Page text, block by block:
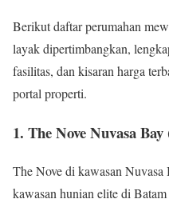
Berikut daftar perumahan
layak dipertimbangkan,
fasilitas, dan kisaran harga
portal properti.
1. The Nove Nuvasa Bay
The Nove di kawasan Nuvasa
kawasan hunian elite di